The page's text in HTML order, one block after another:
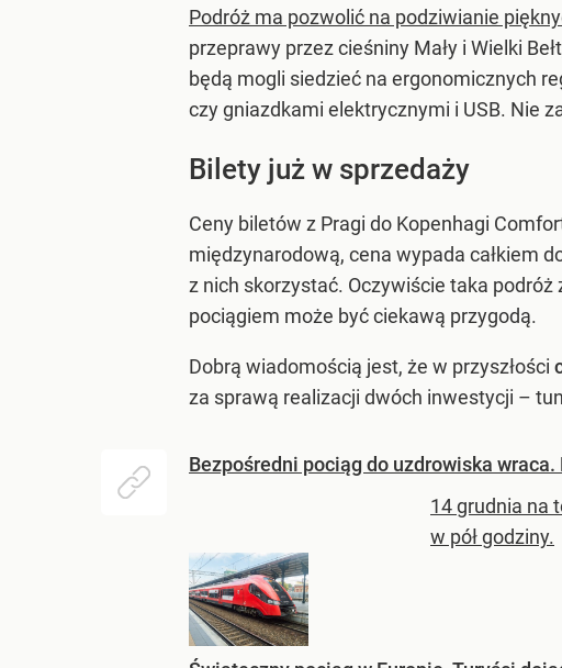
Podróż ma pozwolić na podziwianie
przeprawy przez cieśniny Mały i Wielki
będą mogli siedzieć na ergonomicznych
czy gniazdkami elektrycznymi i USB. Nie
Bilety już w sprzedaży
Ceny biletów z Pragi do Kopenhagi
międzynarodową, cena wypada całkiem
z nich skorzystać. Oczywiście taka
pociągiem może być ciekawą przygodą.
Dobrą wiadomością jest, że w przyszłości
za sprawą realizacji dwóch inwestycji –
Bezpośredni pociąg do uzdrowiska wraca.
14 grudnia na
w pół godziny.